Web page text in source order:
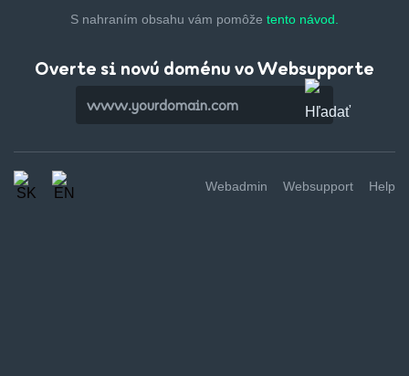
S nahraním obsahu vám pomôže tento návod.
Overte si novú doménu vo Websupporte
Webadmin Websupport Help